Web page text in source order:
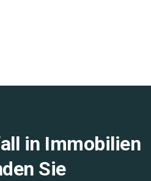
in Immobilien
Sie